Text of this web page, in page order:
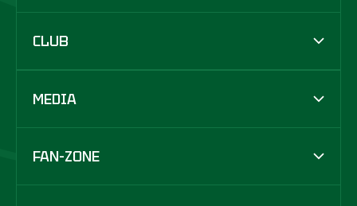
CLUB
MEDIA
FAN-ZONE